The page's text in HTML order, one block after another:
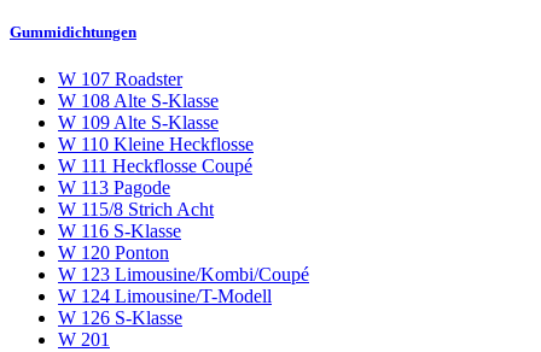
Gummidichtungen
W 107 Roadster
W 108 Alte S-Klasse
W 109 Alte S-Klasse
W 110 Kleine Heckflosse
W 111 Heckflosse Coupé
W 113 Pagode
W 115/8 Strich Acht
W 116 S-Klasse
W 120 Ponton
W 123 Limousine/Kombi/Coupé
W 124 Limousine/T-Modell
W 126 S-Klasse
W 201